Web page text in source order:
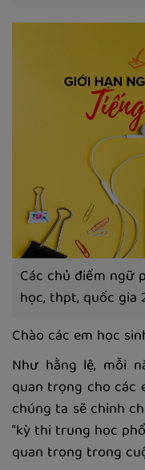
Các chủ điểm ngữ
học, thpt, quốc gia
Chào các em học
Như hằng lệ, mỗi
quan trọng cho các
chúng ta sẽ chinh
“kỳ thi trung học
quan trọng trong